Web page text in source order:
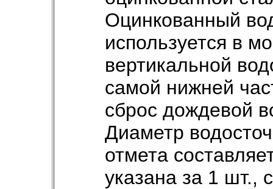
Оцинкованный
используется в
вертикальной
самой нижней
сброс дождевой
Диаметр
отмета
указана за 1 шт.,